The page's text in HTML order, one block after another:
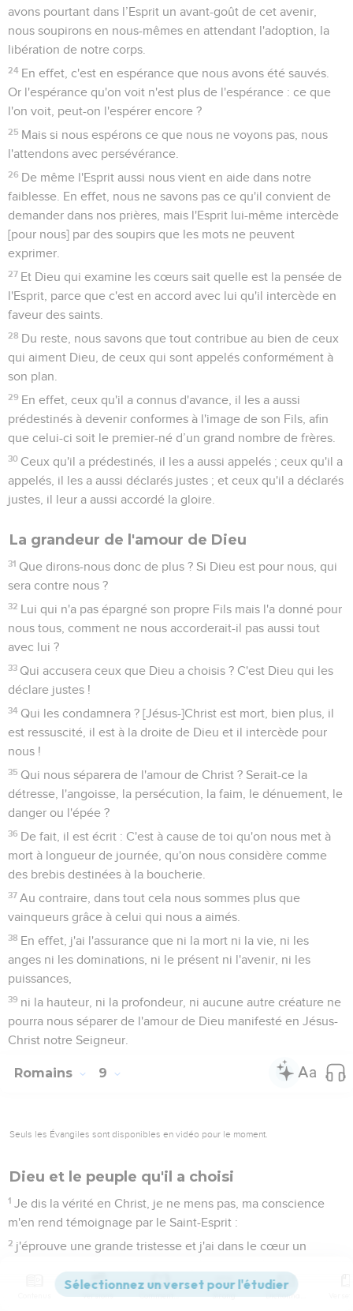
avons pourtant dans l’Esprit un avant-goût de cet avenir,
nous soupirons en nous-mêmes en attendant l'adoption, la
libération de notre corps.
24 En effet, c'est en espérance que nous avons été sauvés.
Or l'espérance qu'on voit n'est plus de l'espérance : ce que
l'on voit, peut-on l'espérer encore ?
25 Mais si nous espérons ce que nous ne voyons pas, nous
l'attendons avec persévérance.
26 De même l'Esprit aussi nous vient en aide dans notre
faiblesse. En effet, nous ne savons pas ce qu'il convient de
demander dans nos prières, mais l'Esprit lui-même intercède
[pour nous] par des soupirs que les mots ne peuvent
exprimer.
27 Et Dieu qui examine les cœurs sait quelle est la pensée de
l'Esprit, parce que c'est en accord avec lui qu'il intercède en
faveur des saints.
28 Du reste, nous savons que tout contribue au bien de ceux
qui aiment Dieu, de ceux qui sont appelés conformément à
son plan.
29 En effet, ceux qu'il a connus d'avance, il les a aussi
prédestinés à devenir conformes à l'image de son Fils, afin
que celui-ci soit le premier-né d’un grand nombre de frères.
30 Ceux qu'il a prédestinés, il les a aussi appelés ; ceux qu'il a
appelés, il les a aussi déclarés justes ; et ceux qu'il a déclarés
justes, il leur a aussi accordé la gloire.
La grandeur de l'amour de Dieu
31 Que dirons-nous donc de plus ? Si Dieu est pour nous, qui
sera contre nous ?
32 Lui qui n'a pas épargné son propre Fils mais l'a donné pour
nous tous, comment ne nous accorderait-il pas aussi tout
avec lui ?
33 Qui accusera ceux que Dieu a choisis ? C'est Dieu qui les
déclare justes !
34 Qui les condamnera ? [Jésus-]Christ est mort, bien plus, il
est ressuscité, il est à la droite de Dieu et il intercède pour
nous !
35 Qui nous séparera de l'amour de Christ ? Serait-ce la
détresse, l'angoisse, la persécution, la faim, le dénuement, le
danger ou l'épée ?
36 De fait, il est écrit : C'est à cause de toi qu'on nous met à
mort à longueur de journée, qu'on nous considère comme
des brebis destinées à la boucherie.
37 Au contraire, dans tout cela nous sommes plus que
vainqueurs grâce à celui qui nous a aimés.
38 En effet, j'ai l'assurance que ni la mort ni la vie, ni les
anges ni les dominations, ni le présent ni l'avenir, ni les
puissances,
39 ni la hauteur, ni la profondeur, ni aucune autre créature ne
pourra nous séparer de l'amour de Dieu manifesté en Jésus-
Christ notre Seigneur.
Romains 9
Seuls les Évangiles sont disponibles en vidéo pour le moment.
Dieu et le peuple qu'il a choisi
1 Je dis la vérité en Christ, je ne mens pas, ma conscience
m'en rend témoignage par le Saint-Esprit :
2 j'éprouve une grande tristesse et j'ai dans le cœur un
Oui, je voudrais être moi-même maudit et séparé de Christ
Versions Commentaires Strong